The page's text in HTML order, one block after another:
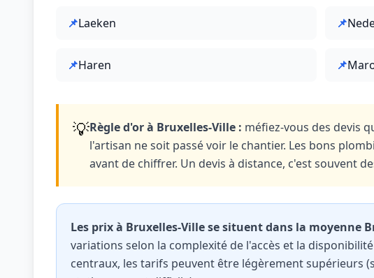
📌Laeken 📌
📌Haren 📌
💡Règle d'or à Bruxelles-Ville : méfiez-vous des devis
l'artisan ne soit passé voir le chantier. Les bons
avant de chiffrer. Un devis à distance, c'est souvent
Les prix à Bruxelles-Ville se situent dans la moyenne
variations selon la complexité de l'accès et la
centraux, les tarifs peuvent être légèrement supérieurs